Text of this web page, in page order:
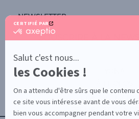
CERTIFIÉ PAR
certifié
En
savoir
plus
sur
Axeptio
Salut c'est nous...
les Cookies !
On a attendu d'être sûrs que le contenu
ce site vous intéresse avant de vous
bien vous accompagner pendant votre
NEWSLETTER
SOUSCRIRE À LA
CONTACTEZ-
TERMES ET